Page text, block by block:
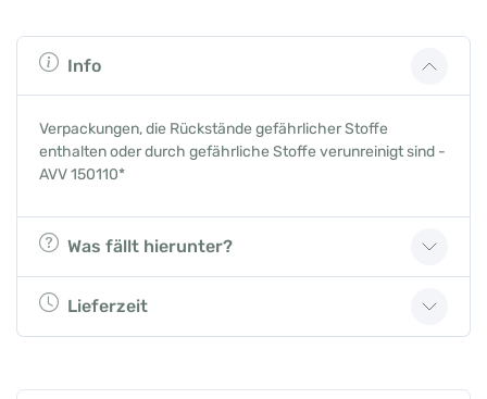
Info
Verpackungen, die Rückstände gefährlicher Stoffe
enthalten oder durch gefährliche Stoffe verunreinigt sind -
AVV 150110*
Was fällt hierunter?
Lieferzeit